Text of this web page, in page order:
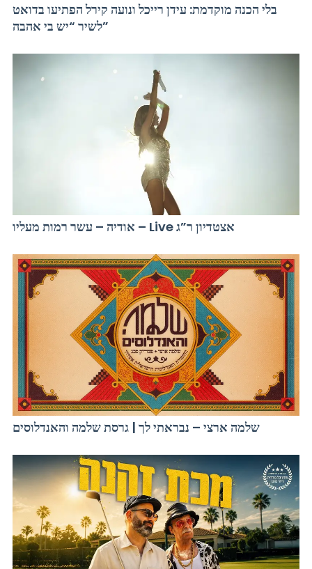
בלי הכנה מוקדמת: עידן רייכל ונועה קירל הפתיעו בדואט
לשיר “יש בי אהבה”
אודיה – עשר רמות מעליו – Live אצטדיון ר”ג
שלמה ארצי – נבראתי לך | גרסת שלמה והאנדלוסים